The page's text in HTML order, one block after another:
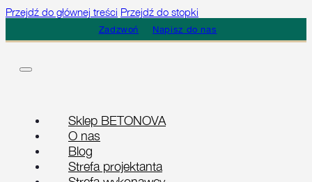
Przejdź do głównej treści Przejdź do stopki
Zadzwoń Napisz do nas
Sklep BETONOVA
O nas
Blog
Strefa projektanta